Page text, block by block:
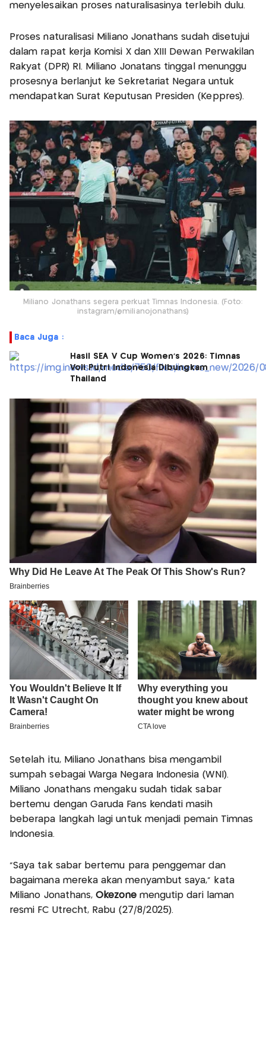
menyelesaikan proses naturalisasinya terlebih dulu.
Proses naturalisasi Miliano Jonathans sudah disetujui
dalam rapat kerja Komisi X dan XIII Dewan Perwakilan
Rakyat (DPR) RI. Miliano Jonatans tinggal menunggu
prosesnya berlanjut ke Sekretariat Negara untuk
mendapatkan Surat Keputusan Presiden (Keppres).
Miliano Jonathans segera perkuat Timnas Indonesia. (Foto:
instagram/@milianojonathans)
Baca Juga :
Hasil SEA V Cup Women's 2026: Timnas
Voli Putri Indonesia Dibungkam
Thailand
Setelah itu, Miliano Jonathans bisa mengambil
sumpah sebagai Warga Negara Indonesia (WNI).
Miliano Jonathans mengaku sudah tidak sabar
bertemu dengan Garuda Fans kendati masih
beberapa langkah lagi untuk menjadi pemain Timnas
Indonesia.
“Saya tak sabar bertemu para penggemar dan
bagaimana mereka akan menyambut saya," kata
Miliano Jonathans,Okezonemengutip dari laman
resmi FC Utrecht, Rabu (27/8/2025).